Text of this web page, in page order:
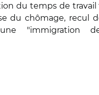
du temps de
du chômage, recul
"immigration